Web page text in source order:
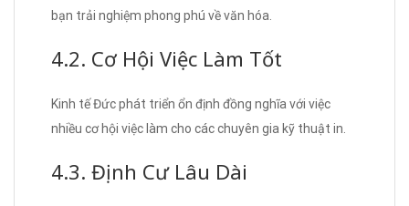
bạn trải nghiệm phong phú về văn hóa.
4.2. Cơ Hội Việc Làm Tốt
Kinh tế Đức phát triển ổn định đồng nghĩa với việc
nhiều cơ hội việc làm cho các chuyên gia kỹ thuật in.
4.3. Định Cư Lâu Dài